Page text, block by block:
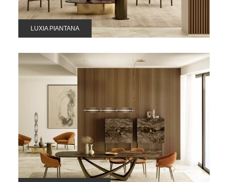
LUXIA PIANTANA